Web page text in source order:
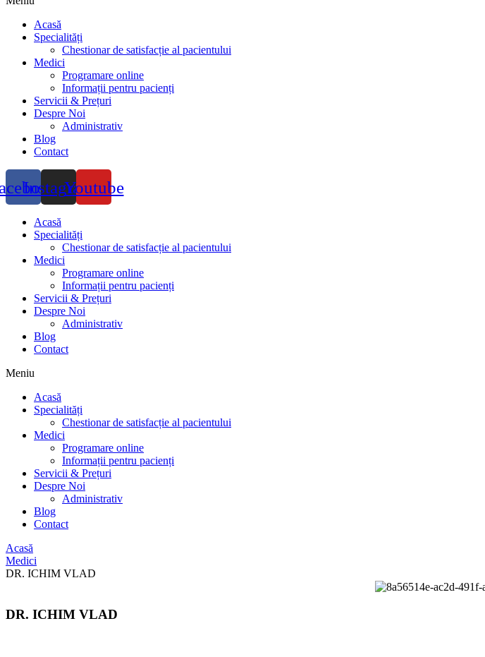
Acasă
Specialități
Chestionar de satisfacție al pacientului
Medici
Programare online
Informații pentru pacienți
Servicii & Prețuri
Despre Noi
Administrativ
Blog
Contact
InstagramYoutube
Acasă
Specialități
Chestionar de satisfacție al pacientului
Medici
Programare online
Informații pentru pacienți
Servicii & Prețuri
Despre Noi
Administrativ
Blog
Contact
Meniu
Acasă
Specialități
Chestionar de satisfacție al pacientului
Medici
Programare online
Informații pentru pacienți
Servicii & Prețuri
Despre Noi
Administrativ
Blog
Contact
Acasă
Medici
DR. ICHIM VLAD
DR. ICHIM VLAD